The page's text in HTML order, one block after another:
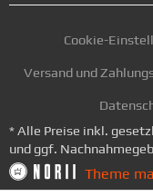
Cookie-
Versand und
* Alle Preise inkl.
und ggf.
Theme